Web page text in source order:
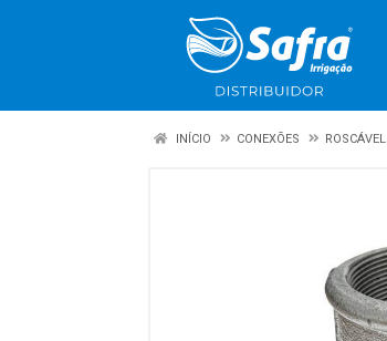
INÍCIO CONEXÕES ROSCÁVEL